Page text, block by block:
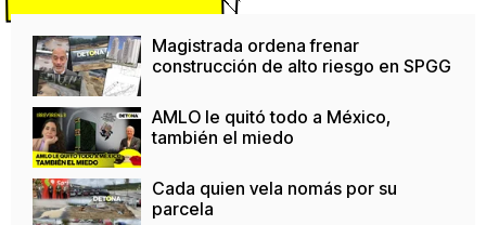
Magistrada ordena frenar
construcción de alto riesgo en SPGG
AMLO le quitó todo a México,
también el miedo
Cada quien vela nomás por su
parcela